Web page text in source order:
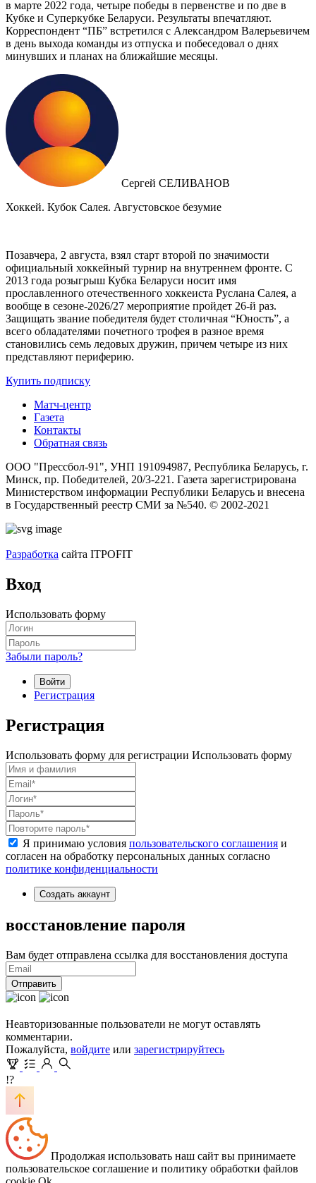
в марте 2022 года, четыре победы в первенстве и по две в
Кубке и Суперкубке Беларуси. Результаты впечатляют.
Корреспондент “ПБ” встретился с Александром Валерьевичем
в день выхода команды из отпуска и побеседовал о днях
минувших и планах на ближайшие месяцы.
Сергей СЕЛИВАНОВ
Хоккей. Кубок Салея. Августовское безумие
Позавчера, 2 августа, взял старт второй по значимости
официальный хоккейный турнир на внутреннем фронте. C
2013 года розыгрыш Кубка Беларуси носит имя
прославленного отечественного хоккеиста Руслана Салея, а
вообще в сезоне-2026/27 мероприятие пройдет 26-й раз.
Защищать звание победителя будет столичная “Юность”, а
всего обладателями почетного трофея в разное время
становились семь ледовых дружин, причем четыре из них
представляют периферию.
Купить подписку
Матч-центр
Газета
Контакты
Обратная связь
ООО "Прессбол-91", УНП 191094987, Республика Беларусь, г.
Минск, пр. Победителей, 20/3-221. Газета зарегистрирована
Министерством информации Республики Беларусь и внесена
в Государственный реестр СМИ за №540. © 2002-2021
Разработка сайта ITPOFIT
Вход
Использовать форму
Забыли пароль?
Войти
Регистрация
Регистрация
Использовать форму для регистрации Использовать форму
Я принимаю условия пользовательского соглашения и
согласен на обработку персональных данных согласно
политике конфиденциальности
Создать аккаунт
восстановление пароля
Вам будет отправлена ссылка для восстановления доступа
Отправить
Неавторизованные пользователи не могут оставлять
комментарии.
Пожалуйста, войдите или зарегистрируйтесь
!?
Продолжая использовать наш сайт вы принимаете
пользовательское соглашение и политику обработки файлов